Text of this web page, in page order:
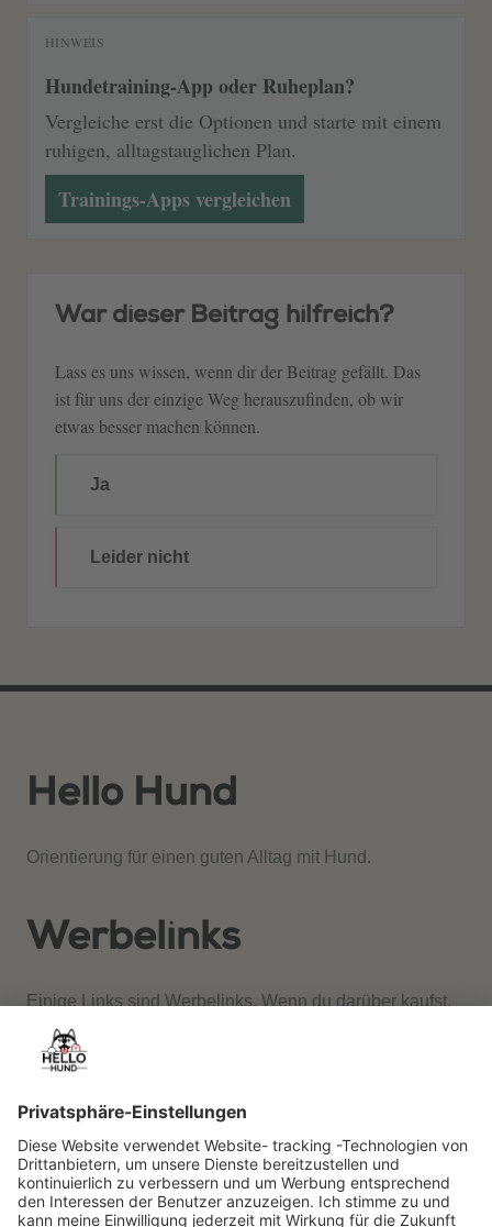
HINWEIS
Hundetraining-App oder Ruheplan?
Vergleiche erst die Optionen und starte mit einem
ruhigen, alltagstauglichen Plan.
Trainings-Apps vergleichen
War dieser Beitrag hilfreich?
Lass es uns wissen, wenn dir der Beitrag gefällt. Das
ist für uns der einzige Weg herauszufinden, ob wir
etwas besser machen können.
Ja
Leider nicht
Hello Hund
Orientierung für einen guten Alltag mit Hund.
Werbelinks
Einige Links sind Werbelinks. Wenn du darüber kaufst,
erhalten wir gegebenenfalls eine Provision. Für dich
entstehen keine Mehrkosten.
Rechtliches
Redaktion & Standards